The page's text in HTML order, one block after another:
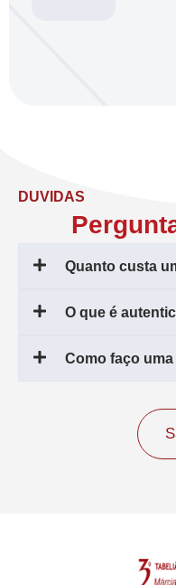
DUVIDAS
Quanto custa
O que é
Como faço